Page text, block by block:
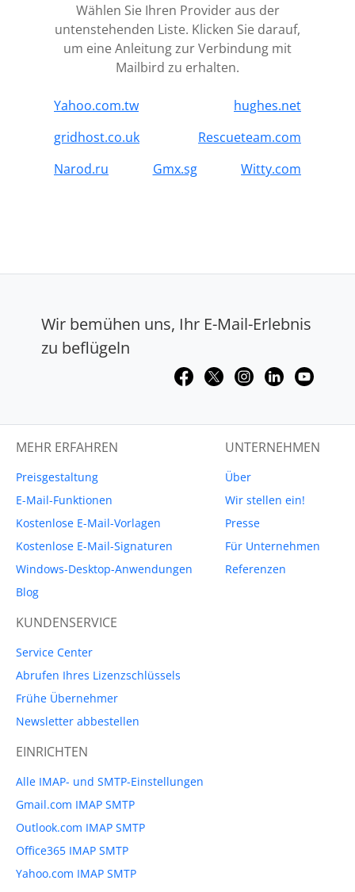
Wählen Sie Ihren Provider aus der
untenstehenden Liste. Klicken Sie darauf,
um eine Anleitung zur Verbindung mit
Mailbird zu erhalten.
Yahoo.com.tw
hughes.net
gridhost.co.uk
Rescueteam.com
Narod.ru
Gmx.sg Witty.com
Wir bemühen uns, Ihr E-Mail-Erlebnis
zu beflügeln
MEHR ERFAHREN
Preisgestaltung
E-Mail-Funktionen
Kostenlose E-Mail-Vorlagen
Kostenlose E-Mail-Signaturen
Windows-Desktop-Anwendungen
Blog
UNTERNEHMEN
Über
Wir stellen ein!
Presse
Für Unternehmen
Referenzen
KUNDENSERVICE
Service Center
Abrufen Ihres Lizenzschlüssels
Frühe Übernehmer
Newsletter abbestellen
EINRICHTEN
Alle IMAP- und SMTP-Einstellungen
Gmail.com IMAP SMTP
Outlook.com IMAP SMTP
Office365 IMAP SMTP
Yahoo.com IMAP SMTP